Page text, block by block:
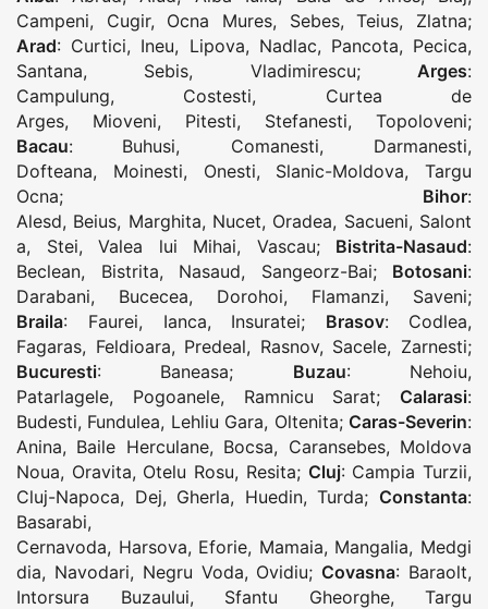
Campeni, Cugir, Ocna Mures, Sebes,Teius, Zlatna;
Arad: Curtici, Ineu, Lipova, Nadlac, Pancota, Pecica,
Santana, Sebis, Vladimirescu; Arges:
Campulung, Costesti, Curtea de
Arges, Mioveni, Pitesti, Stefanesti, Topoloveni;
Bacau: Buhusi, Comanesti, Darmanesti,
Dofteana, Moinesti, Onesti, Slanic-Moldova, Targu
Ocna; Bihor:
Alesd, Beius, Marghita, Nucet, Oradea, Sacueni, Salont
a, Stei, Valea lui Mihai, Vascau; Bistrita-Nasaud:
Beclean, Bistrita, Nasaud, Sangeorz-Bai; Botosani:
Darabani, Bucecea, Dorohoi, Flamanzi, Saveni;
Braila: Faurei, Ianca, Insuratei; Brasov: Codlea,
Fagaras, Feldioara, Predeal, Rasnov, Sacele, Zarnesti;
Bucuresti: Baneasa; Buzau: Nehoiu,
Patarlagele, Pogoanele, Ramnicu Sarat; Calarasi:
Budesti, Fundulea, Lehliu Gara, Oltenita; Caras-Severin:
Anina, Baile Herculane, Bocsa, Caransebes, Moldova
Noua, Oravita, Otelu Rosu, Resita; Cluj: Campia Turzii,
Cluj-Napoca, Dej, Gherla, Huedin,Turda; Constanta:
Basarabi,
Cernavoda, Harsova, Eforie, Mamaia, Mangalia, Medgi
dia, Navodari, Negru Voda, Ovidiu; Covasna: Baraolt,
Intorsura Buzaului, Sfantu Gheorghe, Targu